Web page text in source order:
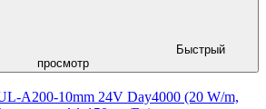
Быстрый
просмотр
A200-10mm 24V Day4000 (20 W/m,